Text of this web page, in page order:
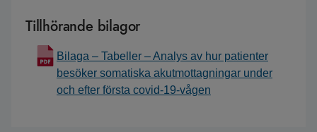
Tillhörande bilagor
Bilaga – Tabeller – Analys av hur patienter
besöker somatiska akutmottagningar under
och efter första covid-19-vågen